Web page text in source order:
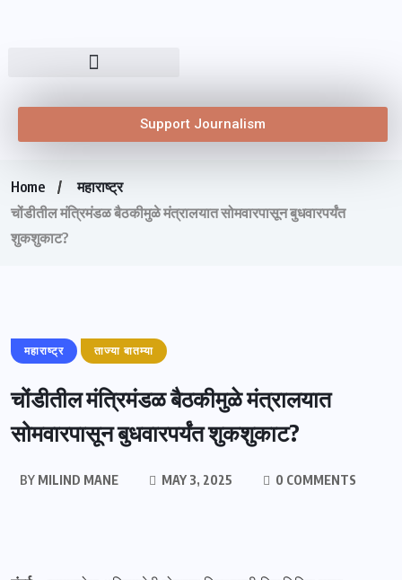
Support Journalism
Home
महाराष्ट्र
चोंडीतील मंत्रिमंडळ बैठकीमुळे मंत्रालयात सोमवारपासून बुधवारपर्यंत
शुकशुकाट?
महाराष्ट्र ताज्या बातम्या
चोंडीतील मंत्रिमंडळ बैठकीमुळे मंत्रालयात
सोमवारपासून बुधवारपर्यंत शुकशुकाट?
BYMILIND MANE MAY 3, 2025 0 COMMENTS